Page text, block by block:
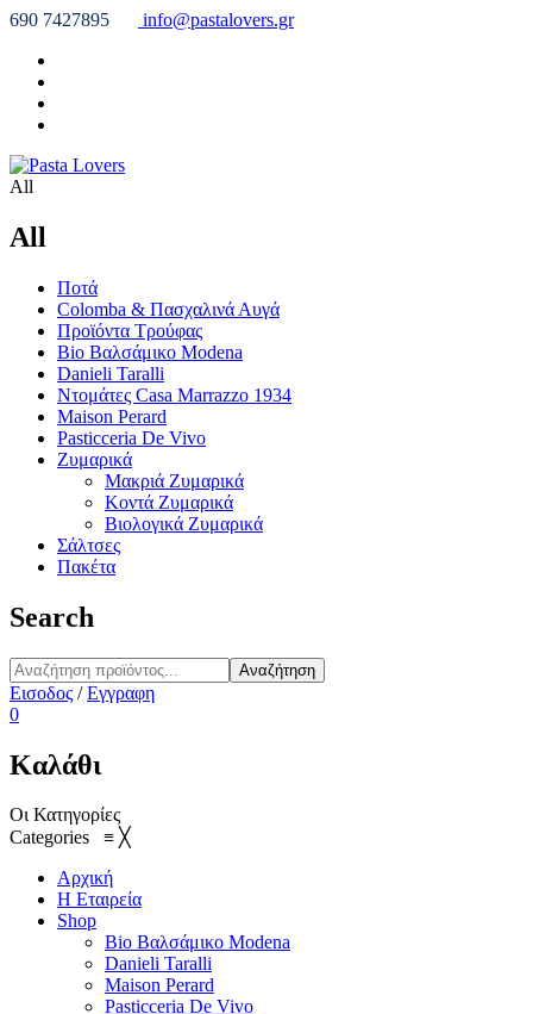
690 7427895 info@pastalovers.gr
All
All
Ποτά
Colomba & Πασχαλινά Αυγά
Προϊόντα Τρούφας
Bio Βαλσάμικο Modena
Danieli Taralli
Ντομάτες Casa Marrazzo 1934
Maison Perard
Pasticceria De Vivo
Ζυμαρικά
Μακριά Ζυμαρικά
Κοντά Ζυμαρικά
Βιολογικά Ζυμαρικά
Σάλτσες
Πακέτα
Search
Αναζήτηση
Εισοδος /Εγγραφη
0
Καλάθι
Οι Κατηγορίες
Categories ≡ ╳
Αρχική
Η Εταιρεία
Shop
Bio Βαλσάμικο Modena
Danieli Taralli
Maison Perard
Pasticceria De Vivo